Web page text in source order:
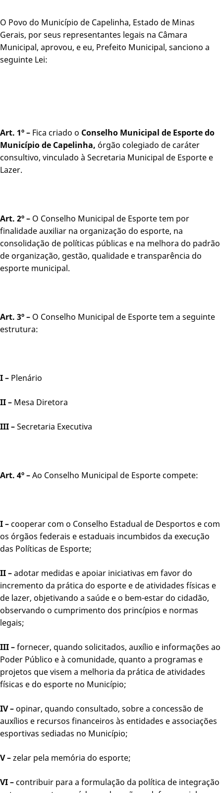
O Povo do Município de Capelinha, Estado de Minas
Gerais, por seus representantes legais na Câmara
Municipal, aprovou, e eu, Prefeito Municipal, sanciono a
seguinte Lei:
Art. 1º – Fica criado o Conselho Municipal de Esporte do
Município de Capelinha, órgão colegiado de caráter
consultivo, vinculado à Secretaria Municipal de Esporte e
Lazer.
Art. 2º – O Conselho Municipal de Esporte tem por
finalidade auxiliar na organização do esporte, na
consolidação de políticas públicas e na melhora do padrão
de organização, gestão, qualidade e transparência do
esporte municipal.
Art. 3º – O Conselho Municipal de Esporte tem a seguinte
estrutura:
I – Plenário
II – Mesa Diretora
III –Secretaria Executiva
Art. 4º –Ao Conselho Municipal de Esporte compete:
I –cooperar com o Conselho Estadual de Desportos e com
os órgãos federais e estaduais incumbidos da execução
das Políticas de Esporte;
II –adotar medidas e apoiar iniciativas em favor do
incremento da prática do esporte e de atividades físicas e
de lazer, objetivando a saúde e o bem-estar do cidadão,
observando o cumprimento dos princípios e normas
legais;
III –fornecer, quando solicitados, auxílio e informações ao
Poder Público e à comunidade, quanto a programas e
projetos que visem a melhoria da prática de atividades
físicas e do esporte no Município;
IV – opinar, quando consultado, sobre a concessão de
auxílios e recursos financeiros às entidades e associações
esportivas sediadas no Município;
V –zelar pela memória do esporte;
VI –contribuir para a formulação da política de integração